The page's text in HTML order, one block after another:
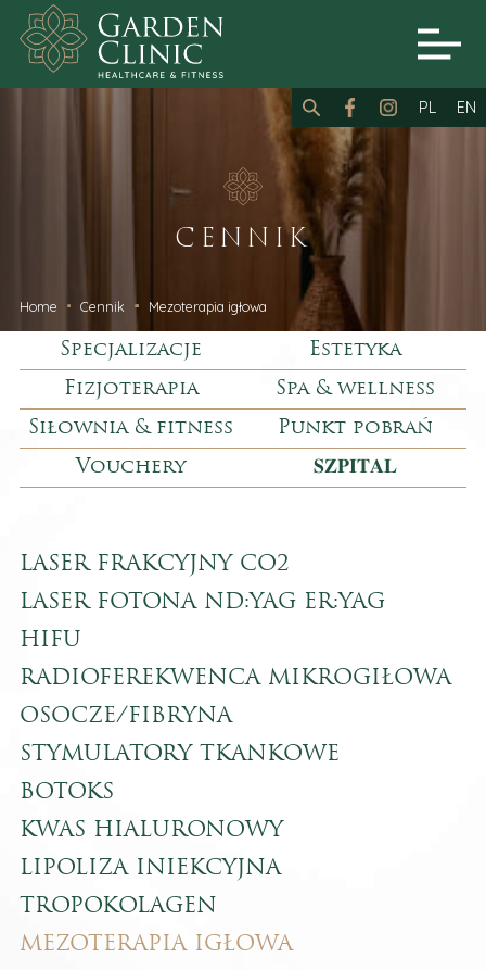
PL EN
CENNIK
Home Cennik Mezoterapia igłowa
Specjalizacje Estetyka
Fizjoterapia Spa & wellness
Siłownia & fitness Punkt pobrań
Vouchery 𝐒𝐙𝐏𝐈𝐓𝐀𝐋
LASER FRAKCYJNY CO2
LASER FOTONA ND:YAG ER:YAG
HIFU
RADIOFEREKWENCA MIKROGIŁOWA
OSOCZE/FIBRYNA
STYMULATORY TKANKOWE
BOTOKS
KWAS HIALURONOWY
LIPOLIZA INIEKCYJNA
TROPOKOLAGEN
MEZOTERAPIA IGŁOWA